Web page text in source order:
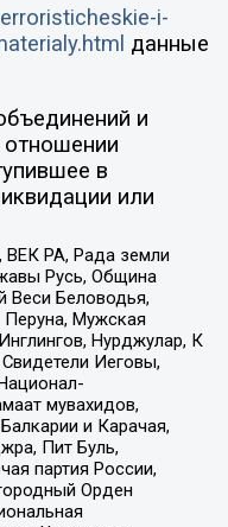
i-
данные
и
отношении
в
или
ВЕК РА, Рада земли
Русь, Община
Веси Беловодья,
Мужская
Нурджулар, К
Иеговы,
мувахидов,
и Карачая,
Пит Буль,
партия России,
Орден